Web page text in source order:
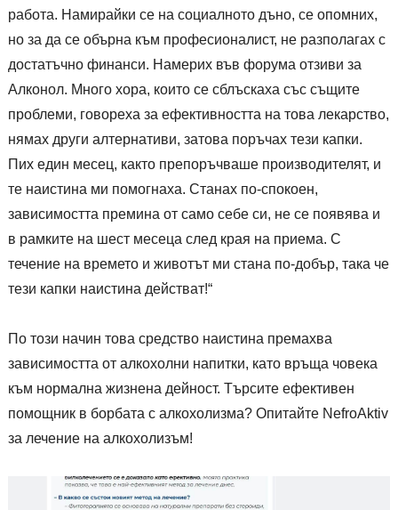
работа. Намирайки се на социалното дъно, се опомних,
но за да се обърна към професионалист, не разполагах с
достатъчно финанси. Намерих във форума отзиви за
Алконол. Много хора, които се сблъскаха със същите
проблеми, говореха за ефективността на това лекарство,
нямах други алтернативи, затова поръчах тези капки.
Пих един месец, както препоръчваше производителят, и
те наистина ми помогнаха. Станах по-спокоен,
зависимостта премина от само себе си, не се появява и
в рамките на шест месеца след края на приема. С
течение на времето и животът ми стана по-добър, така че
тези капки наистина действат!“
По този начин това средство наистина премахва
зависимостта от алкохолни напитки, като връща човека
към нормална жизнена дейност. Търсите ефективен
помощник в борбата с алкохолизма? Опитайте NefroAktiv
за лечение на алкохолизъм!